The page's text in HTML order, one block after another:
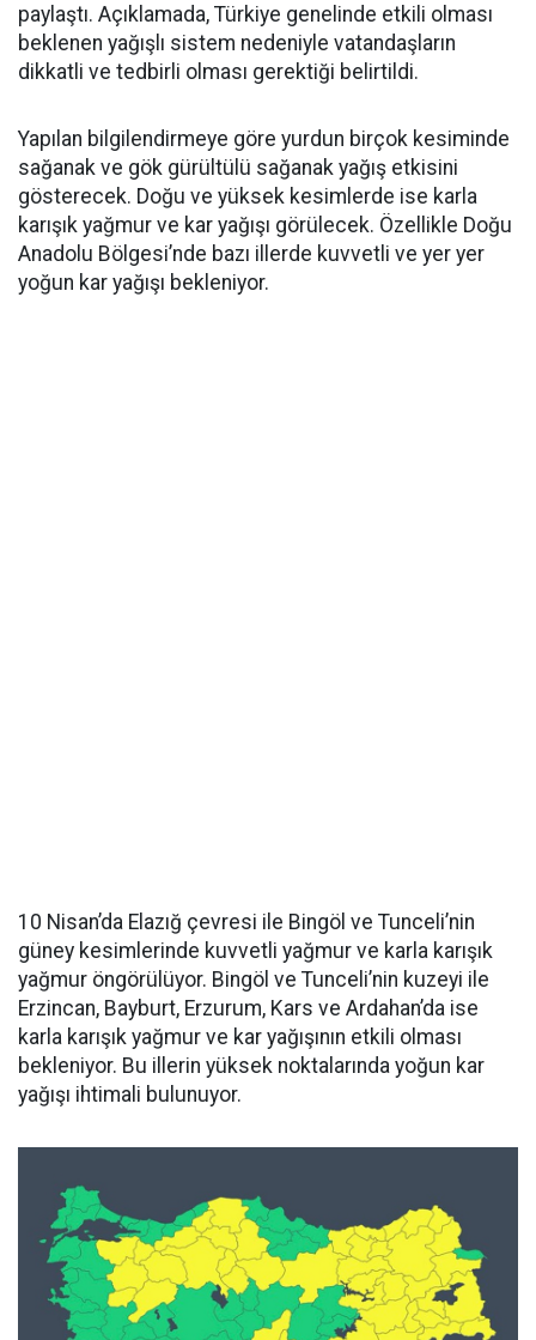
paylaştı. Açıklamada, Türkiye genelinde etkili olması
beklenen yağışlı sistem nedeniyle vatandaşların
dikkatli ve tedbirli olması gerektiği belirtildi.
Yapılan bilgilendirmeye göre yurdun birçok kesiminde
sağanak ve gök gürültülü sağanak yağış etkisini
gösterecek. Doğu ve yüksek kesimlerde ise karla
karışık yağmur ve kar yağışı görülecek. Özellikle Doğu
Anadolu Bölgesi’nde bazı illerde kuvvetli ve yer yer
yoğun kar yağışı bekleniyor.
10 Nisan’da Elazığ çevresi ile Bingöl ve Tunceli’nin
güney kesimlerinde kuvvetli yağmur ve karla karışık
yağmur öngörülüyor. Bingöl ve Tunceli’nin kuzeyi ile
Erzincan, Bayburt, Erzurum, Kars ve Ardahan’da ise
karla karışık yağmur ve kar yağışının etkili olması
bekleniyor. Bu illerin yüksek noktalarında yoğun kar
yağışı ihtimali bulunuyor.